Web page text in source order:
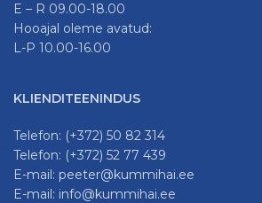
E – R 09.00-18.00
Hooajal oleme avatud:
L-P 10.00-16.00
KLIENDITEENINDUS
Telefon: (+372) 50 82 314
Telefon: (+372) 52 77 439
E-mail: peeter@kummihai.ee
E-mail: info@kummihai.ee